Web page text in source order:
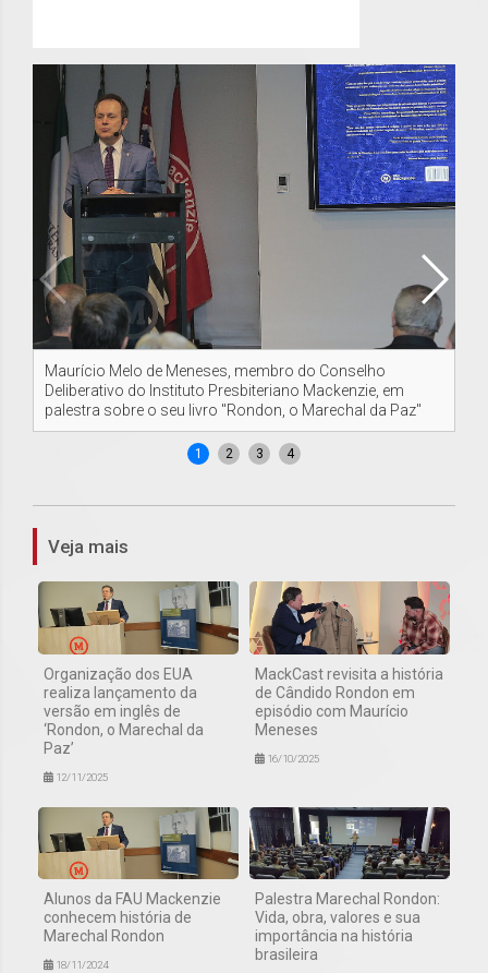
Maurício Melo de Meneses, membro do Conselho
Deliberativo do Instituto Presbiteriano Mackenzie, em
palestra sobre o seu livro "Rondon, o Marechal da Paz"
1 2 3 4
Veja mais
Organização dos EUA
realiza lançamento da
versão em inglês de
‘Rondon, o Marechal da
Paz’
12/11/2025
MackCast revisita a história
de Cândido Rondon em
episódio com Maurício
Meneses
16/10/2025
Alunos da FAU Mackenzie
conhecem história de
Marechal Rondon
18/11/2024
Palestra Marechal Rondon:
Vida, obra, valores e sua
importância na história
brasileira